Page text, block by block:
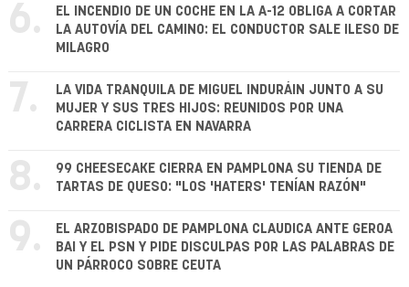
6.
EL INCENDIO DE UN COCHE EN LA A-12 OBLIGA A CORTAR
LA AUTOVÍA DEL CAMINO: EL CONDUCTOR SALE ILESO DE
MILAGRO
7.
LA VIDA TRANQUILA DE MIGUEL INDURÁIN JUNTO A SU
MUJER Y SUS TRES HIJOS: REUNIDOS POR UNA
CARRERA CICLISTA EN NAVARRA
8.
99 CHEESECAKE CIERRA EN PAMPLONA SU TIENDA DE
TARTAS DE QUESO: "LOS 'HATERS' TENÍAN RAZÓN"
9.
EL ARZOBISPADO DE PAMPLONA CLAUDICA ANTE GEROA
BAI Y EL PSN Y PIDE DISCULPAS POR LAS PALABRAS DE
UN PÁRROCO SOBRE CEUTA